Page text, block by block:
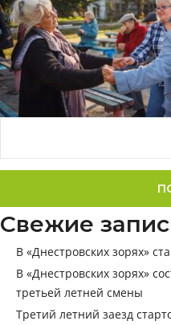
Свежие
В «Днестровских зорях»
В «Днестровских зорях»
третьей летней смены
Третий летний заезд